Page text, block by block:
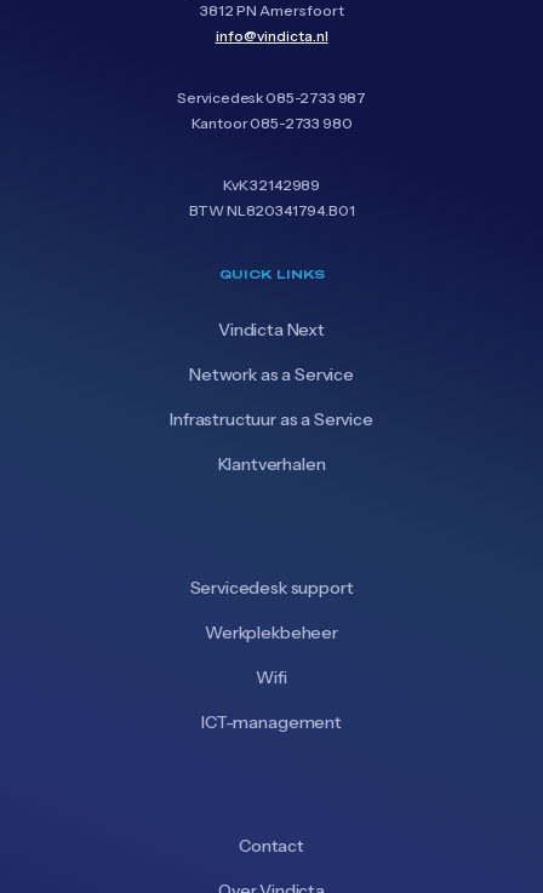
3812 PN Amersfoort
info@vindicta.nl
Servicedesk085-2733 987
Kantoor085-2733 980
KvK 32142989
BTW NL820341794.B01
QUICK LINKS
Vindicta Next
Network as a Service
Infrastructuur as a Service
Klantverhalen
Servicedesk support
Werkplekbeheer
Wifi
ICT-management
Contact